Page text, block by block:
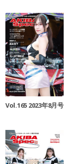
Vol.165 2023年8月号